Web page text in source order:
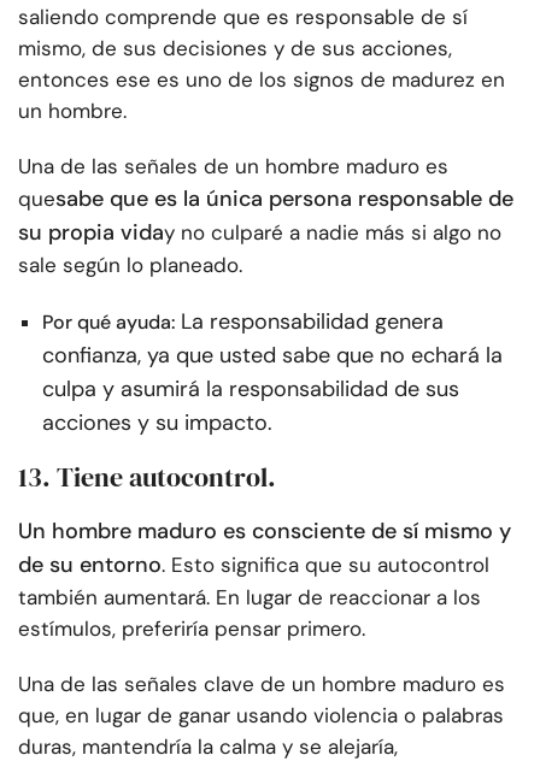
saliendo comprende que es responsable de sí
mismo, de sus decisiones y de sus acciones,
entonces ese es uno de los signos de madurez en
un hombre.
Una de las señales de un hombre maduro es
quesabe que es la única persona responsable de
su propia viday no culparé a nadie más si algo no
sale según lo planeado.
Por qué ayuda: La responsabilidad genera
confianza, ya que usted sabe que no echará la
culpa y asumirá la responsabilidad de sus
acciones y su impacto.
13. Tiene autocontrol.
Un hombre maduro es consciente de sí mismo y
de su entorno. Esto significa que su autocontrol
también aumentará. En lugar de reaccionar a los
estímulos, preferiría pensar primero.
Una de las señales clave de un hombre maduro es
que, en lugar de ganar usando violencia o palabras
duras, mantendría la calma y se alejaría,